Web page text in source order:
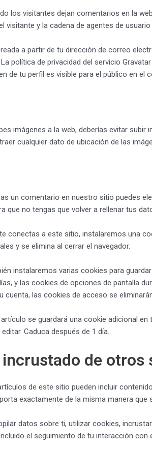
los visitantes dejan comentarios en la
visitante y la cadena de agentes de
a partir de tu dirección de correo
política de privacidad del servicio
de tu perfil es visible para el público en el
imágenes a la web, deberías evitar subir
cualquier dato de ubicación de las
un comentario en nuestro sitio puedes
que no tengas que volver a rellenar tus
conectas a este sitio, instalaremos una
y se elimina al cerrar el navegador.
instalaremos varias cookies para
y las cookies de opciones de pantalla
cuenta, las cookies de acceso se
se guardará una cookie adicional
Caduca después de 1 día.
de otros
de este sitio pueden incluir
exactamente de la misma manera que
datos sobre ti, utilizar cookies,
el seguimiento de tu interacción